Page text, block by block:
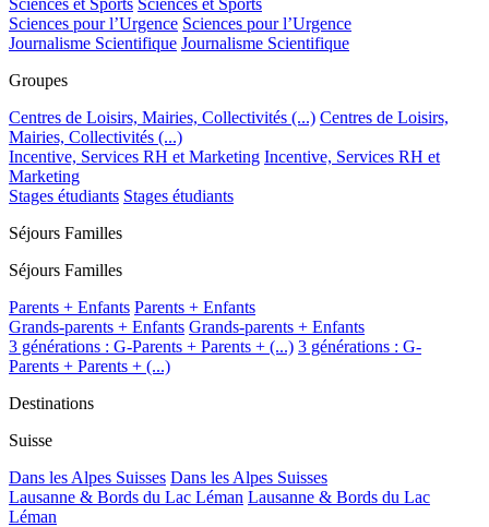
Sciences et Sports Sciences et Sports
Sciences pour l’Urgence Sciences pour l’Urgence
Journalisme Scientifique Journalisme Scientifique
Groupes
Centres de Loisirs, Mairies, Collectivités (...) Centres de Loisirs,
Mairies, Collectivités (...)
Incentive, Services RH et Marketing Incentive, Services RH et
Marketing
Stages étudiants Stages étudiants
Séjours Familles
Séjours Familles
Parents + Enfants Parents + Enfants
Grands-parents + Enfants Grands-parents + Enfants
3 générations : G-Parents + Parents + (...) 3 générations : G-
Parents + Parents + (...)
Destinations
Suisse
Dans les Alpes Suisses Dans les Alpes Suisses
Lausanne & Bords du Lac Léman Lausanne & Bords du Lac
Léman